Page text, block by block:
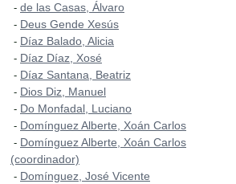
- de las Casas, Álvaro
- Deus Gende Xesús
- Díaz Balado, Alicia
- Díaz Díaz, Xosé
- Díaz Santana, Beatriz
- Dios Diz, Manuel
- Do Monfadal, Luciano
- Domínguez Alberte, Xoán Carlos
- Domínguez Alberte, Xoán Carlos
(coordinador)
- Domínguez, José Vicente